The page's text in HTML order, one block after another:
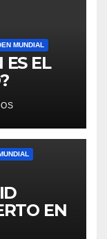
MUNDIAL
EL
EN